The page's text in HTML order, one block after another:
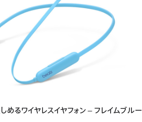
イ
メ
-
Beats
Flex
日
し
るワイヤレスイヤフォン – フレイムブルー